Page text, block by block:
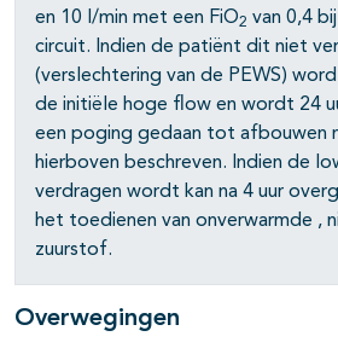
en 10 l/min met een FiO2 van 0,4
circuit. Indien de patiënt dit niet
(verslechtering van de PEWS)
de initiële hoge flow en wordt 24
een poging gedaan tot afbouwen
hierboven beschreven. Indien de
verdragen wordt kan na 4 uur
het toedienen van onverwarmde ,
zuurstof.
Overwegingen